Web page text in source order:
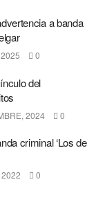
a banda
0
del
2024 0
criminal ‘Los de
0